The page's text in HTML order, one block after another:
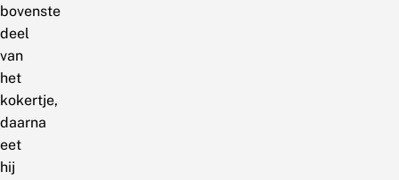
bovenste
deel
van
het
kokertje,
daarna
eet
hij